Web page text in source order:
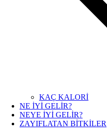
KAÇ KALORİ
NE İYİ GELİR?
NEYE İYİ GELİR?
ZAYIFLATAN BİTKİLER